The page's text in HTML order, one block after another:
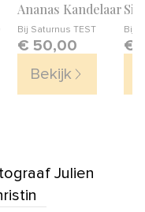
Ananas Kandelaar
Bij Saturnus TEST
€ 50,00
Bekijk
cm
Bij
€
Julien